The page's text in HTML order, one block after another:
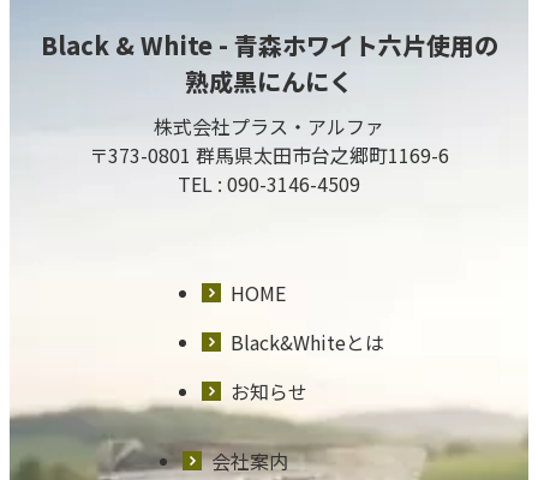
Black & White - 青森ホワイト六片使用の
熟成黒にんにく
株式会社プラス・アルファ
〒373-0801 群馬県太田市台之郷町1169-6
TEL : 090-3146-4509
HOME
Black&Whiteとは
お知らせ
会社案内